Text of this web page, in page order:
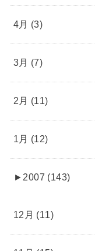
4月 (3)
3月 (7)
2月 (11)
1月 (12)
► 2007 (143)
12月 (11)